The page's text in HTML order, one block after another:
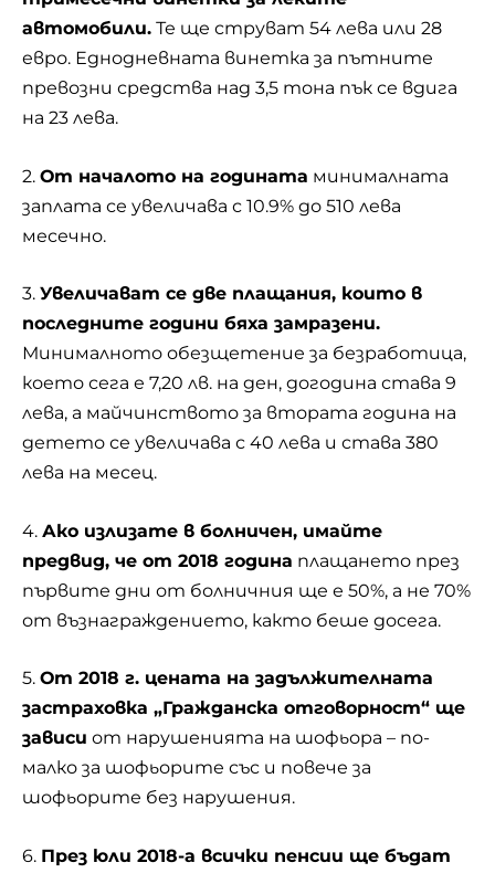
автомобили. Те ще струват 54 лева или 28
евро. Еднодневната винетка за пътните
превозни средства над 3,5 тона пък се вдига
на 23 лева.
2. От началото на годината минималната
заплата се увеличава с 10.9% до 510 лева
месечно.
3. Увеличават се две плащания, които в
последните години бяха замразени.
Минималното обезщетение за безработица,
което сега е 7,20 лв. на ден, догодина става 9
лева, а майчинството за втората година на
детето се увеличава с 40 лева и става 380
лева на месец.
4. Ако излизате в болничен, имайте
предвид, че от 2018 година плащането през
първите дни от болничния ще е 50%, а не 70%
от възнаграждението, както беше досега.
5. От 2018 г. цената на задължителната
застраховка „Гражданска отговорност“ ще
зависи от нарушенията на шофьора – по-
малко за шофьорите със и повече за
шофьорите без нарушения.
6. През юли 2018-а всички пенсии ще бъдат